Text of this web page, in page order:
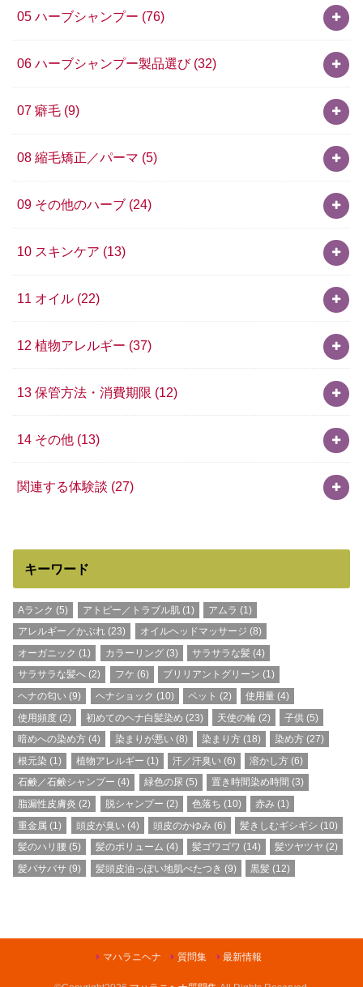
05 ハーブシャンプー (76)
06 ハーブシャンプー製品選び (32)
07 癖毛 (9)
08 縮毛矯正／パーマ (5)
09 その他のハーブ (24)
10 スキンケア (13)
11 オイル (22)
12 植物アレルギー (37)
13 保管方法・消費期限 (12)
14 その他 (13)
関連する体験談 (27)
キーワード
Aランク (5) アトピー／トラブル肌(1) アムラ (1)
アレルギー／かぶれ (23) オイルヘッドマッサージ (8)
オーガニック (1) カラーリング(3) サラサラな髪(4)
サラサラな髪へ (2) フケ (6) ブリリアントグリーン (1)
ヘナの匂い (9) ヘナショック (10) ペット (2) 使用量 (4)
使用頻度 (2) 初めてのヘナ白髪染め (23) 天使の輪 (2) 子供 (5)
暗めへの染め方 (4) 染まりが悪い(8) 染まり方(18) 染め方 (27)
根元染 (1) 植物アレルギー (1) 汗／汗臭い(6) 溶かし方 (6)
石鹸／石鹸シャンプー (4) 緑色の尿 (5) 置き時間染め時間 (3)
脂漏性皮膚炎 (2) 脱シャンプー (2) 色落ち (10) 赤み (1)
重金属 (1) 頭皮が臭い(4) 頭皮のかゆみ (6) 髪きしむギシギシ (10)
髪のハリ腰 (5) 髪のボリューム (4) 髪ゴワゴワ (14) 髪ツヤツヤ (2)
髪バサバサ (9) 髪頭皮油っぽい地肌べたつき (9) 黒髪(12)
マハラニヘナ 質問集 最新情報